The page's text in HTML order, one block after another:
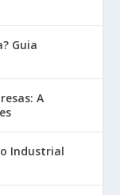
Guia
A
Industrial